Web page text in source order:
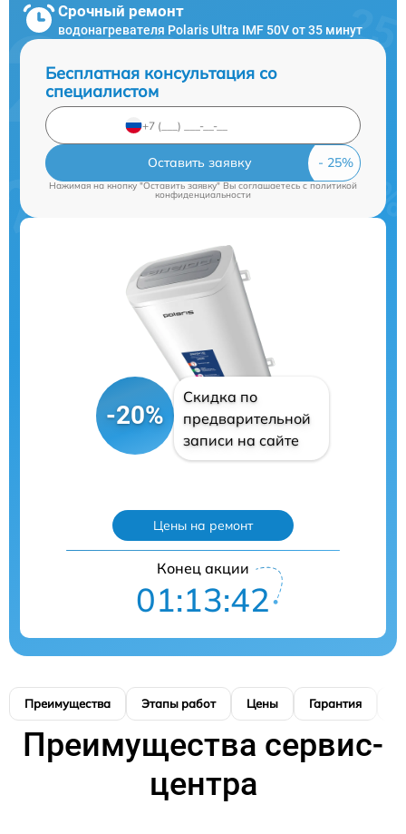
Срочный ремонт
водонагревателя Polaris Ultra IMF 50V от 35 минут
Бесплатная консультация со
специалистом
Оставить заявку
Нажимая на кнопку "Оставить заявку" Вы соглашаетесь cполитикой
конфиденциальности
-20%
Скидка по
предварительной
записи на сайте
Цены на ремонт
Конец акции
01:13:41
Преимущества Этапы работ Цены Гарантия
Преимущества сервис-
центра